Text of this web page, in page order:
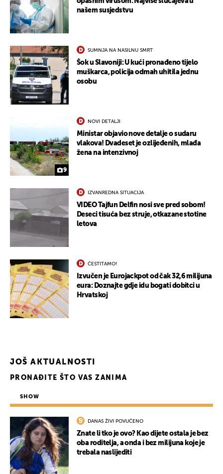
našem susjedstvu
SUMNJA NA NASILNU SMRT
Šok u Slavoniji: U kući pronađeno tijelo
muškarca, policija odmah uhitila jednu
osobu
9
NOVI DETALJI
Ministar objavio nove detalje o sudaru
vlakova! Dvadeset je ozlijeđenih, mlađa
žena na intenzivnoj
IZVANREDNA SITUACIJA
VIDEO Tajfun Delfin nosi sve pred sobom!
Deseci tisuća bez struje, otkazane stotine
letova
ČESTITAMO!
Izvučen je Eurojackpot od čak 32,6 milijuna
eura: Doznajte gdje idu bogati dobitci u
Hrvatskoj
JOŠ AKTUALNOSTI
PRONAĐITE ŠTO VAS ZANIMA
SHOW
DANAS ŽIVI POVUČENO
Znate li tko je ovo? Kao dijete ostala je bez
oba roditelja, a onda i bez milijuna koje je
trebala naslijediti